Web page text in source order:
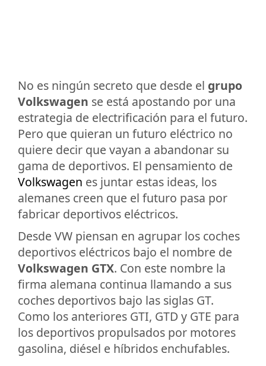
No es ningún secreto que desde el grupo
Volkswagen se está apostando por una
estrategia de electrificación para el futuro.
Pero que quieran un futuro eléctrico no
quiere decir que vayan a abandonar su
gama de deportivos. El pensamiento de
Volkswagen es juntar estas ideas, los
alemanes creen que el futuro pasa por
fabricar deportivos eléctricos.
Desde VW piensan en agrupar los coches
deportivos eléctricos bajo el nombre de
Volkswagen GTX. Con este nombre la
firma alemana continua llamando a sus
coches deportivos bajo las siglas GT.
Como los anteriores GTI, GTD y GTE para
los deportivos propulsados por motores
gasolina, diésel e híbridos enchufables.